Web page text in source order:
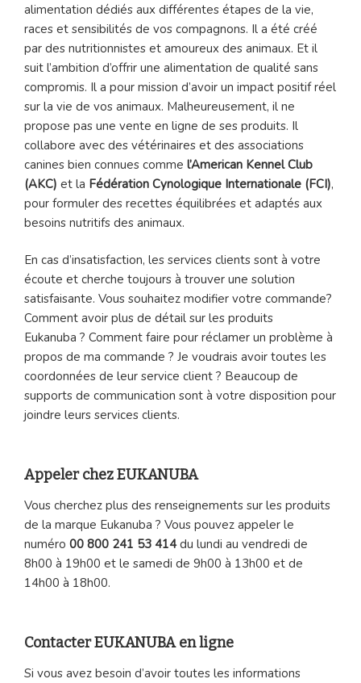
alimentation dédiés aux différentes étapes de la vie,
races et sensibilités de vos compagnons. Il a été créé
par des nutritionnistes et amoureux des animaux. Et il
suit l’ambition d’offrir une alimentation de qualité sans
compromis. Il a pour mission d’avoir un impact positif réel
sur la vie de vos animaux. Malheureusement, il ne
propose pas une vente en ligne de ses produits. Il
collabore avec des vétérinaires et des associations
canines bien connues comme l’American Kennel Club
(AKC) et la Fédération Cynologique Internationale (FCI),
pour formuler des recettes équilibrées et adaptés aux
besoins nutritifs des animaux.
En cas d’insatisfaction, les services clients sont à votre
écoute et cherche toujours à trouver une solution
satisfaisante. Vous souhaitez modifier votre commande?
Comment avoir plus de détail sur les produits
Eukanuba ? Comment faire pour réclamer un problème à
propos de ma commande ? Je voudrais avoir toutes les
coordonnées de leur service client ? Beaucoup de
supports de communication sont à votre disposition pour
joindre leurs services clients.
Appeler chez EUKANUBA
Vous cherchez plus des renseignements sur les produits
de la marque Eukanuba ? Vous pouvez appeler le
numéro 00 800 241 53 414du lundi au vendredi de
8h00 à 19h00 et le samedi de 9h00 à 13h00 et de
14h00 à 18h00.
Contacter EUKANUBA en ligne
Si vous avez besoin d’avoir toutes les informations